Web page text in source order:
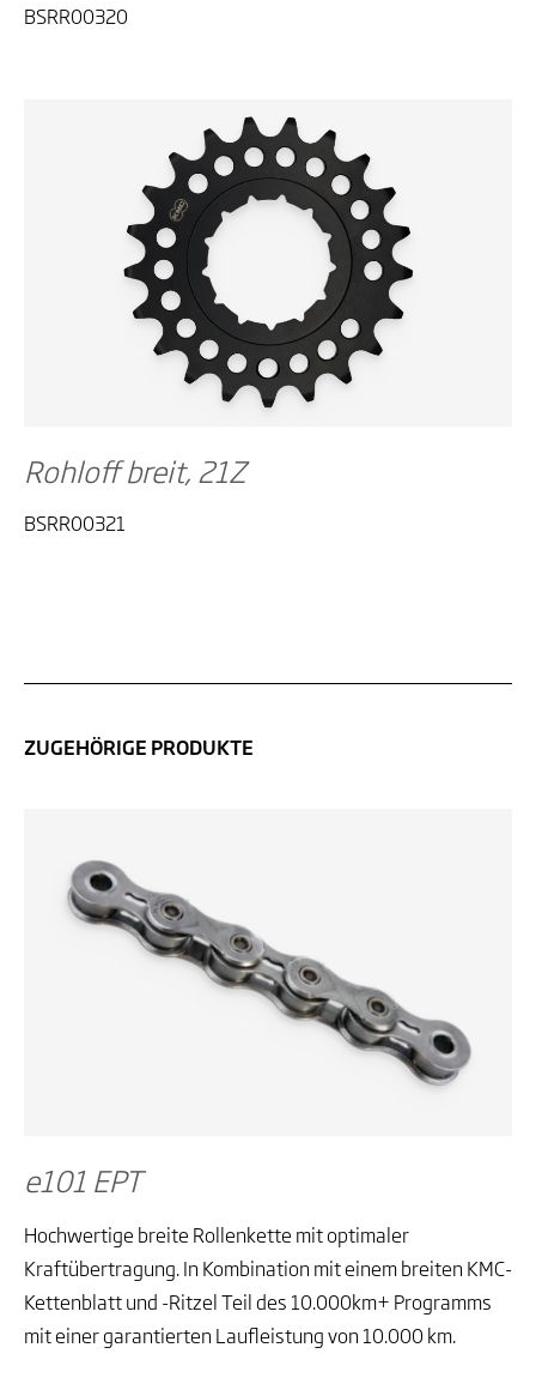
BSRR00320
Rohloff breit, 21Z
BSRR00321
ZUGEHÖRIGE PRODUKTE
e101 EPT
Hochwertige breite Rollenkette mit optimaler
Kraftübertragung. In Kombination mit einem breiten KMC-
Kettenblatt und -Ritzel Teil des 10.000km+ Programms
mit einer garantierten Laufleistung von 10.000 km.